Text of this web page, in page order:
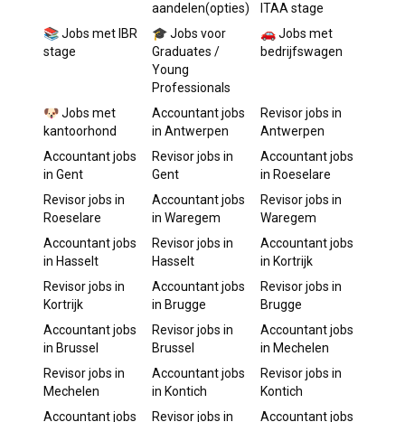
aandelen(opties)
ITAA stage
📚 Jobs met IBR
stage
🎓 Jobs voor
Graduates /
Young
Professionals
🚗 Jobs met
bedrijfswagen
🐶 Jobs met
kantoorhond
Accountantjobs
in Antwerpen
Revisorjobs in
Antwerpen
Accountantjobs
in Gent
Revisorjobs in
Gent
Accountantjobs
in Roeselare
Revisorjobs in
Roeselare
Accountantjobs
in Waregem
Revisorjobs in
Waregem
Accountantjobs
in Hasselt
Revisorjobs in
Hasselt
Accountantjobs
in Kortrijk
Revisorjobs in
Kortrijk
Accountantjobs
in Brugge
Revisorjobs in
Brugge
Accountantjobs
in Brussel
Revisorjobs in
Brussel
Accountantjobs
in Mechelen
Revisorjobs in
Mechelen
Accountantjobs
in Kontich
Revisorjobs in
Kontich
Accountantjobs Revisorjobs in Accountantjobs